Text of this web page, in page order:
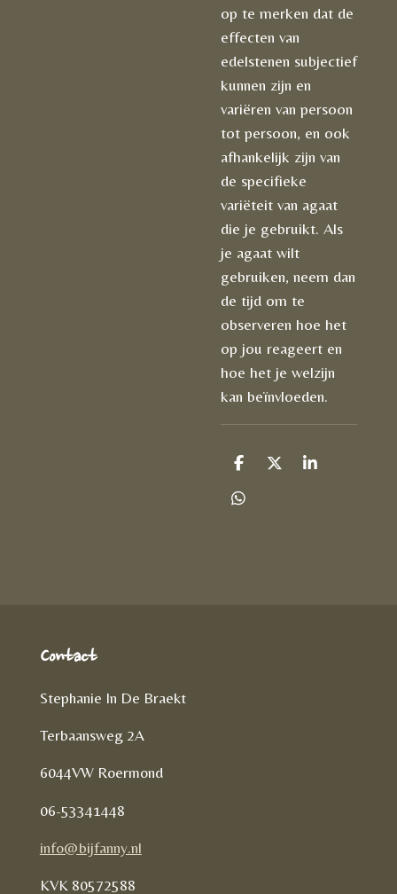
op te merken dat de
effecten van
edelstenen subjectief
kunnen zijn en
variëren van persoon
tot persoon, en ook
afhankelijk zijn van
de specifieke
variëteit van agaat
die je gebruikt. Als
je agaat wilt
gebruiken, neem dan
de tijd om te
observeren hoe het
op jou reageert en
hoe het je welzijn
kan beïnvloeden.
D
l
D
S
D
Contact
Stephanie In De Braekt
Terbaansweg 2A
6044VW Roermond
06-53341448
info@bijfanny.nl
KVK 80572588